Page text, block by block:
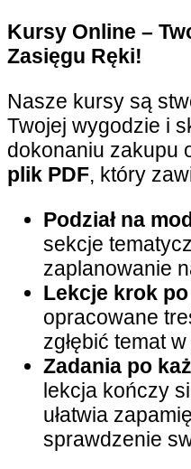
Kursy Online –
Zasięgu Ręki!
Nasze kursy są
Twojej wygodzie i
dokonaniu zakupu
plik PDF, który
Podział na
sekcje
zaplanowanie
Lekcje krok
opracowane
zgłębić temat
Zadania po
lekcja kończy
ułatwia
sprawdzenie